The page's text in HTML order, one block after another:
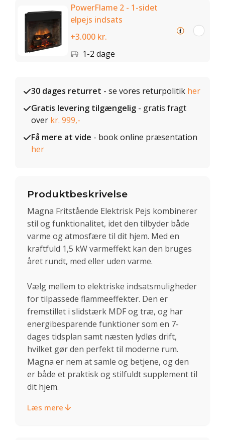
PowerFlame 2 - 1-sidet
elpejs indsats
+3.000 kr.
1-2 dage
30 dages returret - se vores returpolitik her
Gratis levering tilgængelig - gratis fragt
over kr. 999,-
Få mere at vide - book online præsentation
her
Produktbeskrivelse
Magna Fritstående Elektrisk Pejs kombinerer
stil og funktionalitet, idet den tilbyder både
varme og atmosfære til dit hjem. Med en
kraftfuld 1,5 kW varmeffekt kan den bruges
året rundt, med eller uden varme.
Vælg mellem to elektriske indsatsmuligheder
for tilpassede flammeeffekter. Den er
fremstillet i slidstærk MDF og træ, og har
energibesparende funktioner som en 7-
dages tidsplan samt næsten lydløs drift,
hvilket gør den perfekt til moderne rum.
Magna er nem at samle og betjene, og den
er både et praktisk og stilfuldt supplement til
dit hjem.
Læs mere